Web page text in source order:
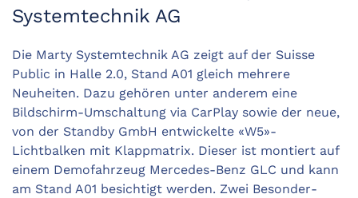
Systemtechnik AG
Die Marty Systemtechnik AG zeigt auf der Suisse
Public in Halle 2.0, Stand A01 gleich mehrere
Neuheiten. Dazu ge­hören unter anderem eine
Bildschirm-Umschaltung via CarPlay sowie der neue,
von der Standby GmbH ­entwickelte «W5»-
Lichtbalken mit Klappmatrix. Dieser ist montiert auf
einem Demofahrzeug Mercedes-Benz GLC und kann
am Stand A01 besichtigt werden. Zwei Besonder­